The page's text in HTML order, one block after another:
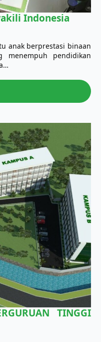
Indonesia
anak berprestasi binaan
menempuh pendidikan
TINGGI